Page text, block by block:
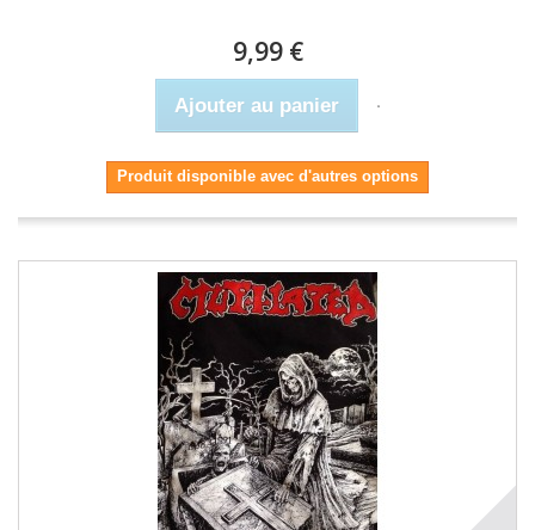
9,99 €
Ajouter au panier
Produit disponible avec d'autres options